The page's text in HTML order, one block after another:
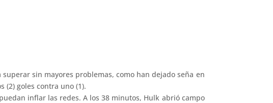
sin mayores problemas, como han dejado seña en
(2) goles contra uno (1).
inflar las redes. A los 38 minutos, Hulk abrió campo